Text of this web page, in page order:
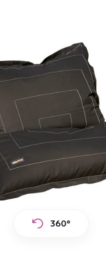
360°